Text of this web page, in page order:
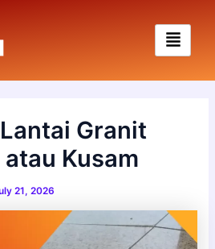
Granit
Kusam
21, 2026